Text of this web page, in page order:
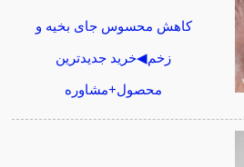
کاهش محسوس جای بخیه و
زخم◀خرید جدیدترین
محصول+مشاوره